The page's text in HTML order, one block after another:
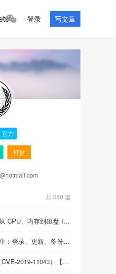
登录 写文章
官方
打赏
共 380 篇
Linux 服务器负载高怎么办：从 CPU、内存到磁盘 I/O 的排查顺序
2026 WordPress 安全加固清单：登录、更新、备份与恢复
PHP远程代码执行漏洞复现（CVE-2019-11043）【反弹shell成功】